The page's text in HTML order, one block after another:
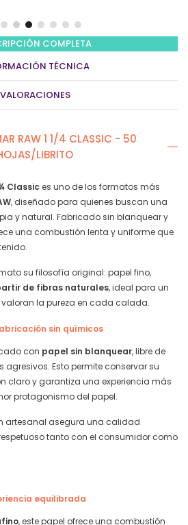
COMPLETA
TÉCNICA
VALORACIONES
RAW 1 1/4 CLASSIC - 50
LIBRITO
Classic es uno de los formatos más
, diseñado para quienes buscan una
y natural. Fabricado sin blanquear y
una combustión lenta y uniforme que
su filosofía original: papel fino,
de fibras naturales, ideal para un
la pureza en cada calada.
sin químicos
con papel sin blanquear, libre de
Esto permite conservar su
claro y garantiza una experiencia más
protagonismo del papel.
artesanal asegura una calidad
tanto con el consumidor como
equilibrada
, este papel ofrece una combustión